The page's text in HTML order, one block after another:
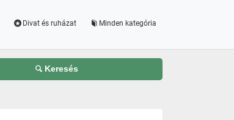
Divat és ruházat Minden kategória
Keresés